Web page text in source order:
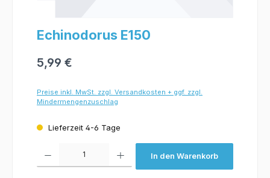
Echinodorus E150
5,99 €
Preise inkl. MwSt. zzgl. Versandkosten + ggf. zzgl.
Mindermengenzuschlag
Lieferzeit 4-6 Tage
In den Warenkorb